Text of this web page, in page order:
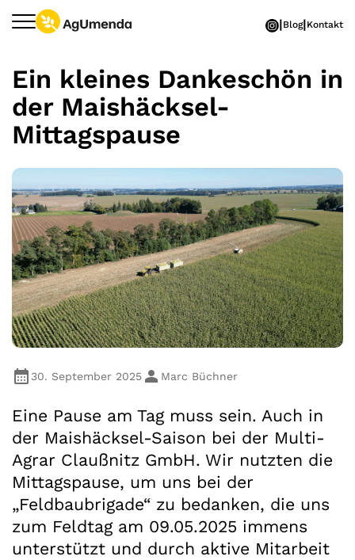
Zum Hauptinhalt springen
Blog Kontakt
Ein kleines Dankeschön in
der Maishäcksel-
Mittagspause
30. September 2025 Marc Büchner
Eine Pause am Tag muss sein. Auch in
der Maishäcksel-Saison bei der Multi-
Agrar Claußnitz GmbH. Wir nutzten die
Mittagspause, um uns bei der
„Feldbaubrigade“ zu bedanken, die uns
zum Feldtag am 09.05.2025 immens
unterstützt und durch aktive Mitarbeit